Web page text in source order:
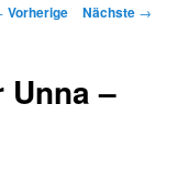
Vorherige Nächste →
Unna –